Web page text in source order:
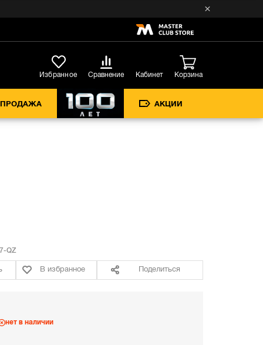
Избранное Сравнение Кабинет Корзина
АКЦИИ
QZ
В избранное Поделиться
нет в наличии